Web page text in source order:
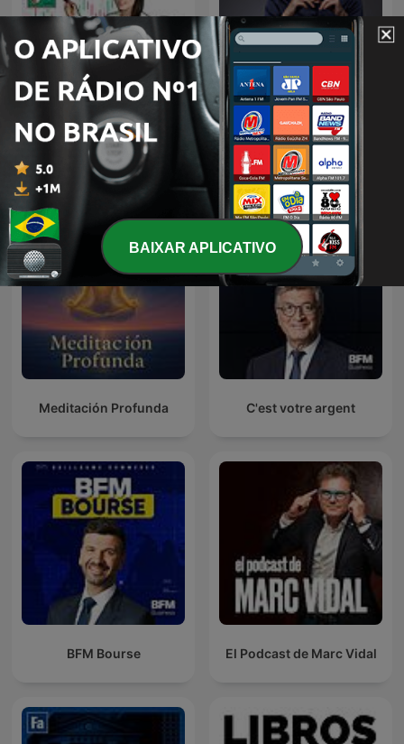
박연미의 목돈연구소 吳淡如人生實用商學院
Podcasts internacionais de Negócios
Meditación Profunda C'est votre argent
BFM Bourse El Podcast de Marc Vidal
BAIXAR APLICATIVO